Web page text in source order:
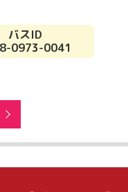
バスID
0973-0041